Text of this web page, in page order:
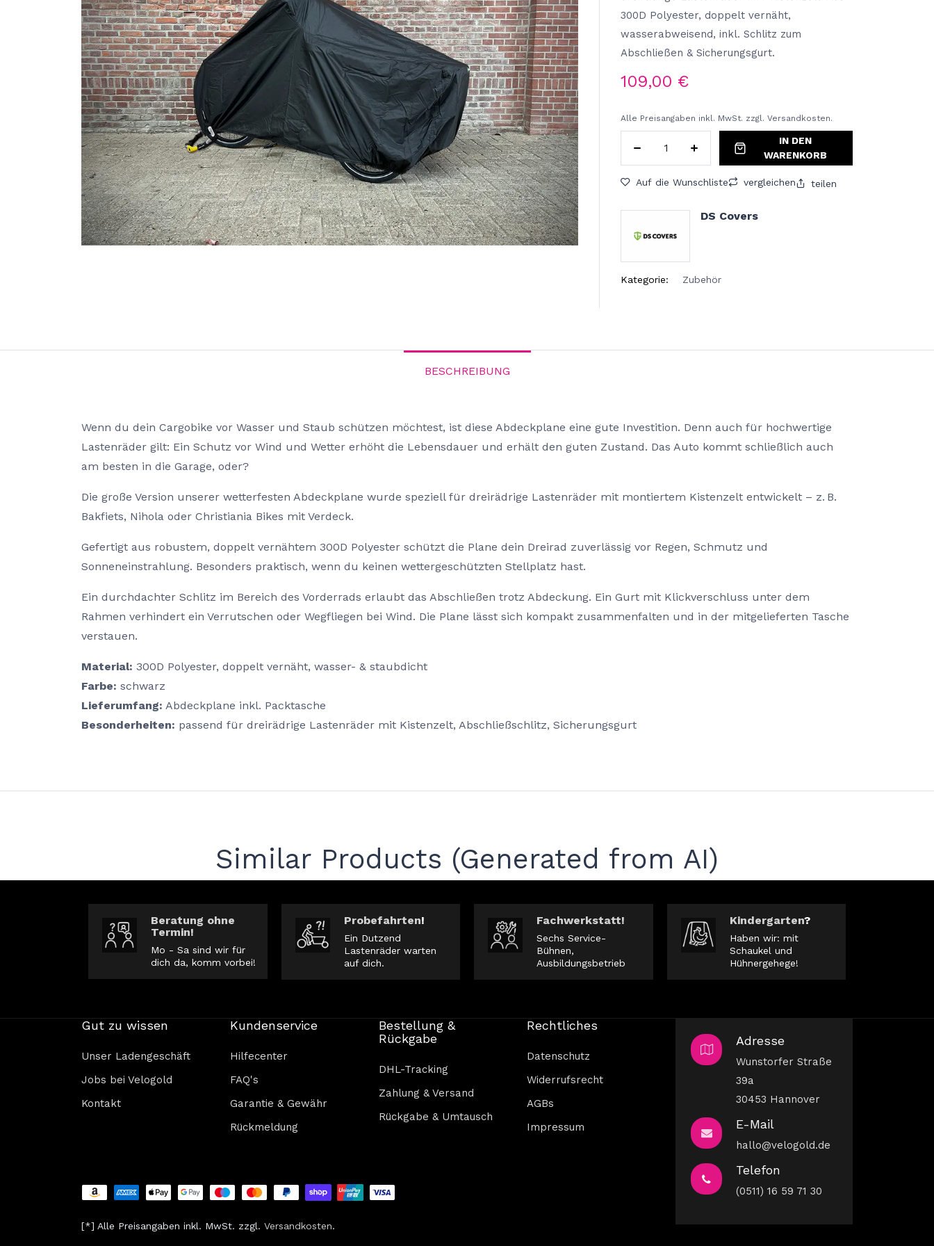
300D Polyester, doppelt vernäht,
wasserabweisend, inkl. Schlitz zum
Abschließen & Sicherungsgurt.
109,00 €
Alle Preisangaben inkl. MwSt. zzgl. Versandkosten.
IN DEN
WARENKORB
Auf die Wunschliste vergleichen teilen
DS Covers
Kategorie: Zubehör
BESCHREIBUNG
Wenn du dein Cargobike vor Wasser und Staub schützen möchtest, ist diese Abdeckplane eine gute Investition. Denn auch für hochwertige
Lastenräder gilt: Ein Schutz vor Wind und Wetter erhöht die Lebensdauer und erhält den guten Zustand. Das Auto kommt schließlich auch
am besten in die Garage, oder?
Die große Version unserer wetterfesten Abdeckplane wurde speziell für dreirädrige Lastenräder mit montiertem Kistenzelt entwickelt – z. B.
Bakfiets, Nihola oder Christiania Bikes mit Verdeck.
Gefertigt aus robustem, doppelt vernähtem 300D Polyester schützt die Plane dein Dreirad zuverlässig vor Regen, Schmutz und
Sonneneinstrahlung. Besonders praktisch, wenn du keinen wettergeschützten Stellplatz hast.
Ein durchdachter Schlitz im Bereich des Vorderrads erlaubt das Abschließen trotz Abdeckung. Ein Gurt mit Klickverschluss unter dem
Rahmen verhindert ein Verrutschen oder Wegfliegen bei Wind. Die Plane lässt sich kompakt zusammenfalten und in der mitgelieferten Tasche
verstauen.
Material: 300D Polyester, doppelt vernäht, wasser- & staubdicht
Farbe: schwarz
Lieferumfang: Abdeckplane inkl. Packtasche
Besonderheiten: passend für dreirädrige Lastenräder mit Kistenzelt, Abschließschlitz, Sicherungsgurt
Similar Products (Generated from AI)
Probefahrten!
Ein Dutzend
Lastenräder warten
auf dich.
Fachwerkstatt!
Sechs Service-
Bühnen,
Ausbildungsbetrieb
Kindergarten?
Haben wir: mit
Schaukel und
Hühnergehege!
Beratung ohne
Termin!
Mo - Sa sind wir für
dich da, komm vorbei!
Gut zu wissen
Unser Ladengeschäft
Jobs bei Velogold
Kontakt
Kundenservice
Hilfecenter
FAQ's
Garantie & Gewähr
Rückmeldung
Bestellung &
Rückgabe
DHL-Tracking
Zahlung & Versand
Rückgabe & Umtausch
Rechtliches
Datenschutz
Widerrufsrecht
AGBs
Impressum
[*] Alle Preisangaben inkl. MwSt. zzgl. Versandkosten.
Adresse
Wunstorfer Straße
39a
30453 Hannover
E-Mail
hallo@velogold.de
Telefon
(0511) 16 59 71 30